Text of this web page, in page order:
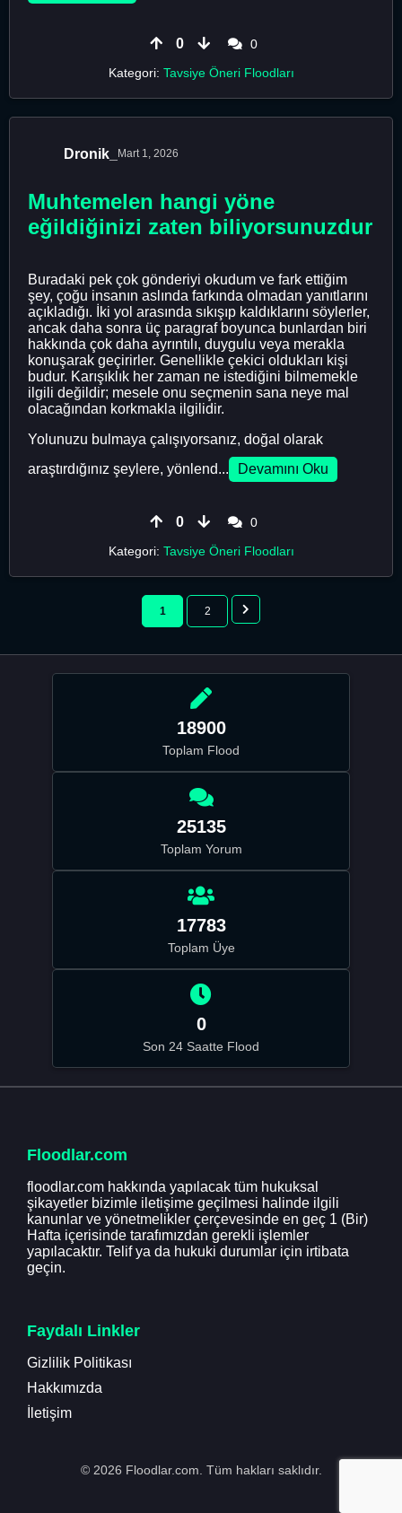
0
0
Kategori: Tavsiye Öneri Floodları
Dronik_ Mart 1, 2026
Muhtemelen hangi yöne
eğildiğinizi zaten biliyorsunuzdur
Buradaki pek çok gönderiyi okudum ve fark ettiğim
şey, çoğu insanın aslında farkında olmadan yanıtlarını
açıkladığı. İki yol arasında sıkışıp kaldıklarını söylerler,
ancak daha sonra üç paragraf boyunca bunlardan biri
hakkında çok daha ayrıntılı, duygulu veya merakla
konuşarak geçirirler. Genellikle çekici oldukları kişi
budur. Karışıklık her zaman ne istediğini bilmemekle
ilgili değildir; mesele onu seçmenin sana neye mal
olacağından korkmakla ilgilidir.
Yolunuzu bulmaya çalışıyorsanız, doğal olarak
araştırdığınız şeylere, yönlend...
Devamını Oku
0
0
Kategori: Tavsiye Öneri Floodları
1 2
18900
Toplam Flood
25135
Toplam Yorum
17783
Toplam Üye
0
Son 24 Saatte Flood
Floodlar.com
floodlar.com hakkında yapılacak tüm hukuksal
şikayetler bizimle iletişime geçilmesi halinde ilgili
kanunlar ve yönetmelikler çerçevesinde en geç 1 (Bir)
Hafta içerisinde tarafımızdan gerekli işlemler
yapılacaktır. Telif ya da hukuki durumlar için irtibata
geçin.
Faydalı Linkler
Gizlilik Politikası
Hakkımızda
İletişim
© 2026 Floodlar.com. Tüm hakları saklıdır.